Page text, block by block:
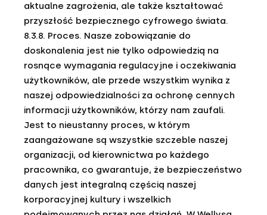
aktualne zagrożenia, ale także kształtować
przyszłość bezpiecznego cyfrowego świata.
8.3.8. Proces. Nasze zobowiązanie do
doskonalenia jest nie tylko odpowiedzią na
rosnące wymagania regulacyjne i oczekiwania
użytkowników, ale przede wszystkim wynika z
naszej odpowiedzialności za ochronę cennych
informacji użytkowników, którzy nam zaufali.
Jest to nieustanny proces, w którym
zaangażowane są wszystkie szczeble naszej
organizacji, od kierownictwa po każdego
pracownika, co gwarantuje, że bezpieczeństwo
danych jest integralną częścią naszej
korporacyjnej kultury i wszelkich